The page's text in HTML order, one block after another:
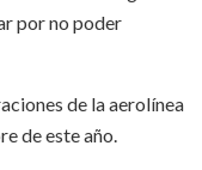
por no poder
de la aerolínea
de este año.